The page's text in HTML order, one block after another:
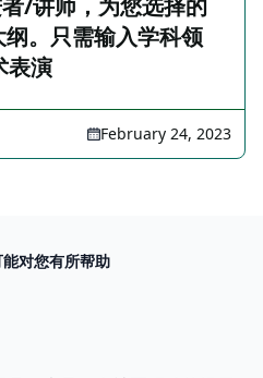
/讲师，为您选择的
。只需输入学科领
表演
February 24, 2023
对您有所帮助